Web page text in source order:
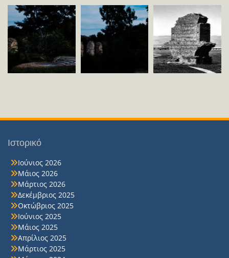
Ιστορικό
Ιούνιος 2026
Μάιος 2026
Μάρτιος 2026
Δεκέμβριος 2025
Οκτώβριος 2025
Ιούνιος 2025
Μάιος 2025
Απρίλιος 2025
Μάρτιος 2025